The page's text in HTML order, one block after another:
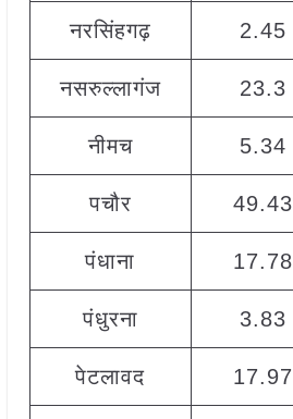
नरसिंहगढ़ 2.45
नसरुल्लागंज 23.3
नीमच 5.34
पचौर 49.43
पंधाना 17.78
पंधुरना 3.83
पेटलावद 17.97